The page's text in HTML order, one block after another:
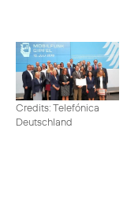
Credits: Telefónica
Deutschland